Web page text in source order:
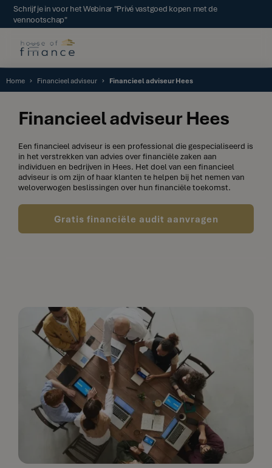
Schrijf je in voor het Webinar "Privé vastgoed kopen met de
vennootschap"
Home Financieel adviseur Financieel adviseur Hees
Financieel adviseur Hees
Een financieel adviseur is een professional die gespecialiseerd is
in het verstrekken van advies over financiële zaken aan
individuen en bedrijven in Hees. Het doel van een financieel
adviseur is om zijn of haar klanten te helpen bij het nemen van
weloverwogen beslissingen over hun financiële toekomst.
Gratis financiële audit aanvragen